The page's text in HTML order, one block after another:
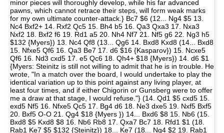
minor pieces will thoroughly develop, while his far advanced
pawns, which cannot retrace their steps, will form weak marks
for my own ultimate counter-attack.} Bc7 $6 (12... Ng4 $5 13.
Nc4 Bxf2+ 14. Rxf2 Qc5 15. Bh4 b5 16. Qa3 Qxa3 17. Nxa3
Nxf2 18. Bxf2 f6 19. Rd1 a5 20. Nh4 Nf7 21. Nf5 g6 22. Ng3 h5
$132 {Myers}) 13. Nc4 Qf8 (13... Qg6 14. Bxd8 Kxd8 (14... Bxd8
15. Nfxe5 Qf6 16. Qa3 Be7 17. d6 $16 {Kasparov}) 15. Ncxe5
Qf6 16. Nd3 cxd5 17. e5 Qc6 18. Qh4+ $18 {Myers}) 14. d6 $1
{Myers: Steinitz is still not willing to admit that he is in trouble. He
wrote, "In a match over the board, I would undertake to play the
identical variation up to this point against any living player, at
least four times, and if either Chigorin or Gunsberg were to offer
me a draw at that stage, I would refuse."} (14. Qd1 $5 cxd5 15.
exd5 Nf5 16. Nfxe5 Qc5 17. Bg4 d6 18. Ne3 dxe5 19. Nxf5 Bxf5
20. Bxf5 O-O 21. Qg4 $18 {Myers }) 14... Bxd6 $8 15. Nb6 (15.
Bxd8 $5 Kxd8 $8 16. Nb6 Rb8 17. Qxa7 Bc7 18. Rfd1 $1 (18.
Rab1 Ke7 $5 $132 {Steinitz}) 18... Ke7 (18... Ng4 $2 19. Rab1